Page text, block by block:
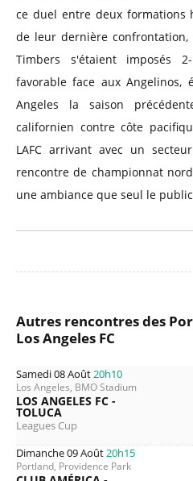
ce duel entre deux formations
de leur dernière
Timbers s'étaient imposés
favorable face aux Angelinos,
Angeles la saison
californien contre côte
LAFC arrivant avec un
rencontre de championnat
une ambiance que seul le
Autres rencontres des
Los Angeles FC
Samedi 08 Août20h10
Los Angeles, BMO Stadium
LOS ANGELES FC -
TOLUCA
Leagues Cup
Dimanche 09 Août20h15
Portland, Providence Park